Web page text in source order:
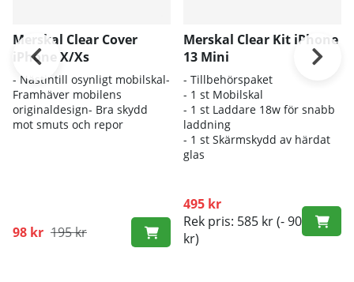
Merskal Clear Cover
iPhone X/Xs
- Nästintill osynligt mobilskal-
Framhäver mobilens
originaldesign- Bra skydd
mot smuts och repor
98 kr 195 kr
Merskal Clear Kit iPhone
13 Mini
- Tillbehörspaket
- 1 st Mobilskal
- 1 st Laddare 18w för snabb
laddning
- 1 st Skärmskydd av härdat
glas
495 kr
Rek pris: 585 kr(- 90
kr)